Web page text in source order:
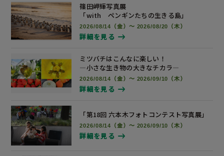
篠田岬輝写真展
「with ペンギンたちの生きる島」
2026/08/14（金）～ 2026/08/20（木）
詳細を見る
ミツバチはこんなに楽しい！
―小さな生き物の大きなチカラ―
2026/08/14（金）～ 2026/09/10（木）
詳細を見る
「第18回 六本木フォトコンテスト写真展」
2026/08/14（金）～ 2026/09/10（木）
詳細を見る